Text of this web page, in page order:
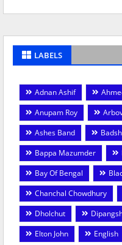
LABELS
Adnan Ashif
Anupam Roy
Ashes Band
Bappa Mazumder
Bay Of Bengal
Chanchal Chowdhury
Dholchut
Elton John
English